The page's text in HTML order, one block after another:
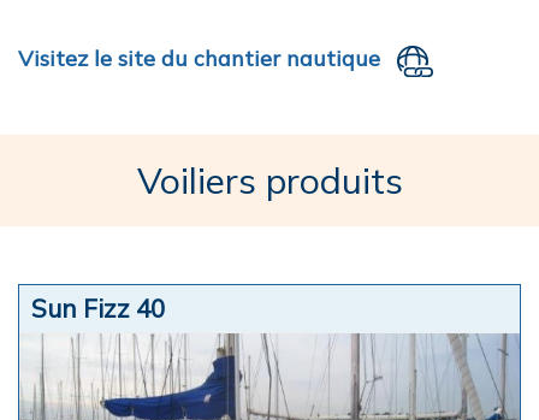
Visitez le site du chantier nautique
Voiliers produits
Sun Fizz 40